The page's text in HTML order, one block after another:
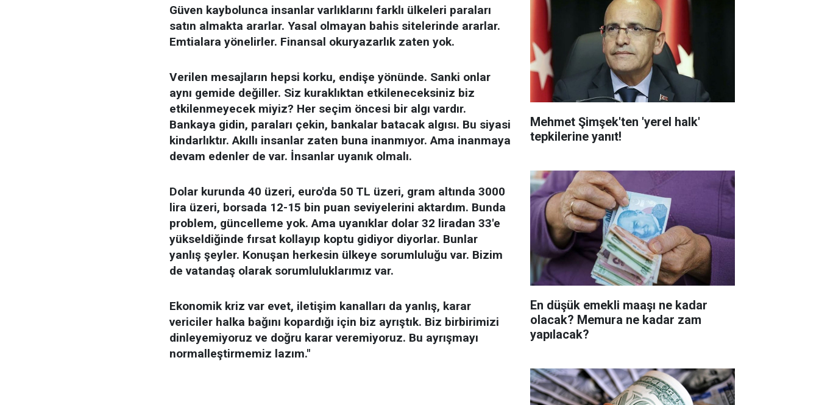
Güven kaybolunca insanlar varlıklarını farklı ülkeleri paraları
satın almakta ararlar. Yasal olmayan bahis sitelerinde ararlar.
Emtialara yönelirler. Finansal okuryazarlık zaten yok.
Verilen mesajların hepsi korku, endişe yönünde. Sanki onlar
aynı gemide değiller. Siz kuraklıktan etkileneceksiniz biz
etkilenmeyecek miyiz? Her seçim öncesi bir algı vardır.
Bankaya gidin, paraları çekin, bankalar batacak algısı. Bu siyasi
kindarlıktır. Akıllı insanlar zaten buna inanmıyor. Ama inanmaya
devam edenler de var. İnsanlar uyanık olmalı.
Dolar kurunda 40 üzeri, euro'da 50 TL üzeri, gram altında 3000
lira üzeri, borsada 12-15 bin puan seviyelerini aktardım. Bunda
problem, güncelleme yok. Ama uyanıklar dolar 32 liradan 33'e
yükseldiğinde fırsat kollayıp koptu gidiyor diyorlar. Bunlar
yanlış şeyler. Konuşan herkesin ülkeye sorumluluğu var. Bizim
de vatandaş olarak sorumluluklarımız var.
Ekonomik kriz var evet, iletişim kanalları da yanlış, karar
vericiler halka bağını kopardığı için biz ayrıştık. Biz birbirimizi
dinleyemiyoruz ve doğru karar veremiyoruz. Bu ayrışmayı
normalleştirmemiz lazım."
Mehmet Şimşek'ten 'yerel halk'
tepkilerine yanıt!
En düşük emekli maaşı ne kadar
olacak? Memura ne kadar zam
yapılacak?